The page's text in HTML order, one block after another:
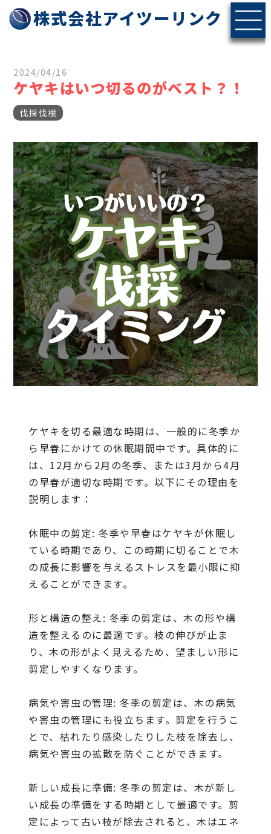
株式会社アイツーリンク
2024/04/16
ケヤキはいつ切るのがベスト？！
伐採伐根
ケヤキを切る最適な時期は、一般的に冬季か
ら早春にかけての休眠期間中です。具体的に
は、12月から2月の冬季、または3月から4月
の早春が適切な時期です。以下にその理由を
説明します：
休眠中の剪定: 冬季や早春はケヤキが休眠し
ている時期であり、この時期に切ることで木
の成長に影響を与えるストレスを最小限に抑
えることができます。
形と構造の整え: 冬季の剪定は、木の形や構
造を整えるのに最適です。枝の伸びが止ま
り、木の形がよく見えるため、望ましい形に
剪定しやすくなります。
病気や害虫の管理: 冬季の剪定は、木の病気
や害虫の管理にも役立ちます。剪定を行うこ
とで、枯れたり感染したりした枝を除去し、
病気や害虫の拡散を防ぐことができます。
新しい成長に準備: 冬季の剪定は、木が新し
い成長の準備をする時期として最適です。剪
定によって古い枝が除去されると、木はエネ